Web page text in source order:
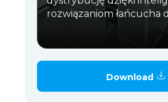
rozwiązaniom łańcucha
Download